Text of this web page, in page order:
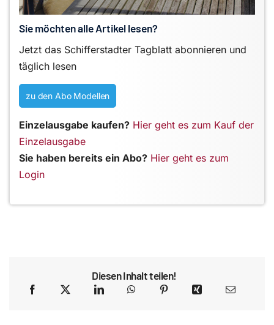
Sie möchten alle Artikel lesen?
Jetzt das Schifferstadter Tagblatt abonnieren und
täglich lesen
zu den Abo Modellen
Einzelausgabe kaufen? Hier geht es zum Kauf der
Einzelausgabe
Sie haben bereits ein Abo? Hier geht es zum
Login
Diesen Inhalt teilen!